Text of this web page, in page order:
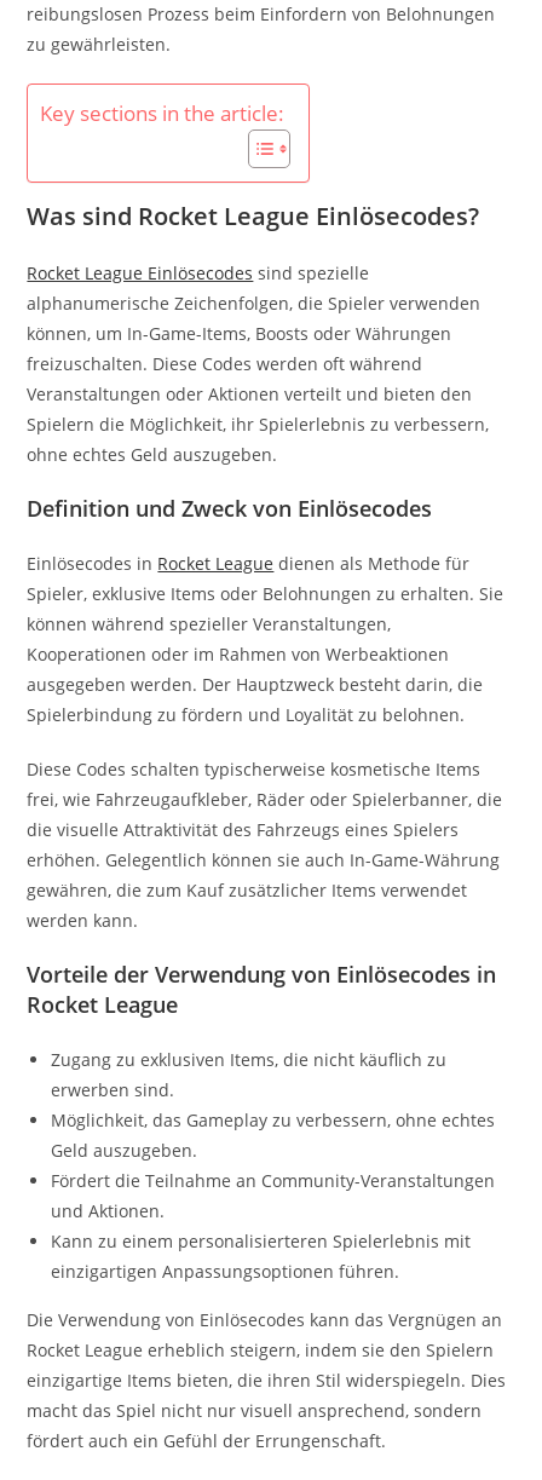
reibungslosen Prozess beim Einfordern von Belohnungen
zu gewährleisten.
Key sections in the article:
Was sind Rocket League Einlösecodes?
Rocket League Einlösecodes sind spezielle
alphanumerische Zeichenfolgen, die Spieler verwenden
können, um In-Game-Items, Boosts oder Währungen
freizuschalten. Diese Codes werden oft während
Veranstaltungen oder Aktionen verteilt und bieten den
Spielern die Möglichkeit, ihr Spielerlebnis zu verbessern,
ohne echtes Geld auszugeben.
Definition und Zweck von Einlösecodes
Einlösecodes in Rocket League dienen als Methode für
Spieler, exklusive Items oder Belohnungen zu erhalten. Sie
können während spezieller Veranstaltungen,
Kooperationen oder im Rahmen von Werbeaktionen
ausgegeben werden. Der Hauptzweck besteht darin, die
Spielerbindung zu fördern und Loyalität zu belohnen.
Diese Codes schalten typischerweise kosmetische Items
frei, wie Fahrzeugaufkleber, Räder oder Spielerbanner, die
die visuelle Attraktivität des Fahrzeugs eines Spielers
erhöhen. Gelegentlich können sie auch In-Game-Währung
gewähren, die zum Kauf zusätzlicher Items verwendet
werden kann.
Vorteile der Verwendung von Einlösecodes in
Rocket League
Zugang zu exklusiven Items, die nicht käuflich zu
erwerben sind.
Möglichkeit, das Gameplay zu verbessern, ohne echtes
Geld auszugeben.
Fördert die Teilnahme an Community-Veranstaltungen
und Aktionen.
Kann zu einem personalisierteren Spielerlebnis mit
einzigartigen Anpassungsoptionen führen.
Die Verwendung von Einlösecodes kann das Vergnügen an
Rocket League erheblich steigern, indem sie den Spielern
einzigartige Items bieten, die ihren Stil widerspiegeln. Dies
macht das Spiel nicht nur visuell ansprechend, sondern
fördert auch ein Gefühl der Errungenschaft.